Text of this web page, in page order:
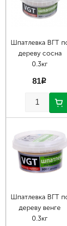
Шпатлевка ВГТ
дереву сосна
0.3кг
81p
Шпатлевка ВГТ
дереву венге
0.3кг